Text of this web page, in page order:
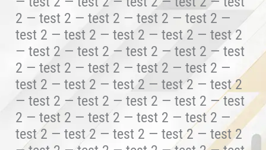
2 — test 2 — test 2 — test 2 — test 2 —
test 2 — test 2 — test 2 — test 2 — test 2
— test 2 — test 2 — test 2 — test 2 — test
2 — test 2 — test 2 — test 2 — test 2 —
test 2 — test 2 — test 2 — test 2 — test 2
— test 2 — test 2 — test 2 — test 2 — test
2 — test 2 — test 2 — test 2 — test 2 —
test 2 — test 2 — test 2 — test 2 — test 2